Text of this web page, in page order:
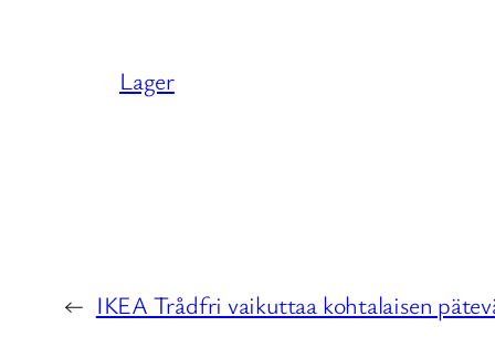
Lager
← IKEA Trådfri vaikuttaa kohtalaisen